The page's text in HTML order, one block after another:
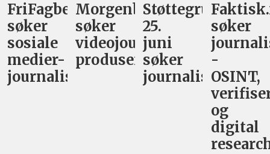
FriFagbevegelse
søker
sosiale
medier-
journalist
Morgenbladet
søker
videojournalist/podkast-
produsent
Støttegruppa
25.
juni
søker
journalist
søker
-
OSINT,
og
digital